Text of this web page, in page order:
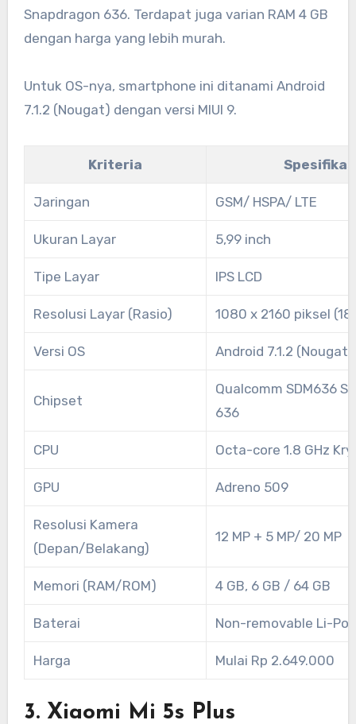
Snapdragon 636. Terdapat juga varian RAM 4 GB
dengan harga yang lebih murah.
Untuk OS-nya, smartphone ini ditanami Android
7.1.2 (Nougat) dengan versi MIUI 9.
Kriteria
Jaringan GSM/ HSPA/ LTE
Ukuran Layar 5,99 inch
Tipe Layar IPS LCD
Resolusi Layar (Rasio) 1080 x 2160 piksel
Versi OS Android 7.1.2 (Nougat)
Chipset
Qualcomm SDM636
636
CPU Octa-core 1.8 GHz
GPU Adreno 509
Resolusi Kamera
(Depan/Belakang)
12 MP + 5 MP/ 20 MP
Memori (RAM/ROM) 4 GB, 6 GB / 64 GB
Baterai Non-removable Li-Po
Harga Mulai Rp 2.649.000
3. Xiaomi Mi 5s Plus